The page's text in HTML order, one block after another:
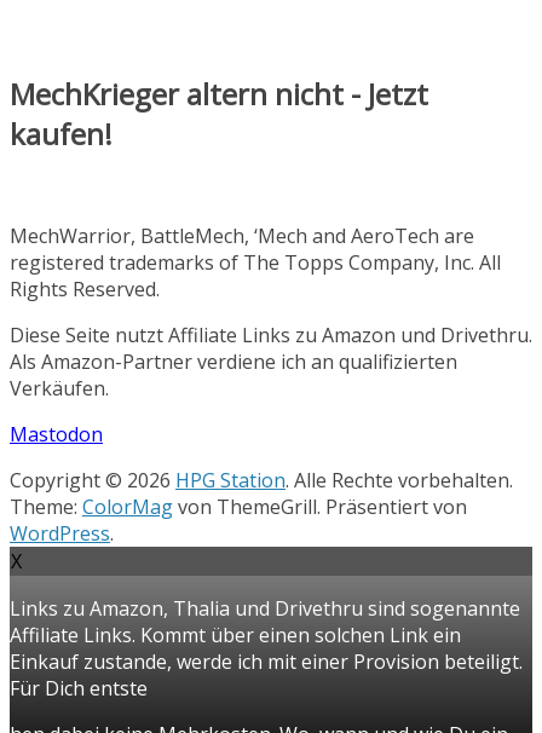
MechKrieger altern nicht - Jetzt
kaufen!
MechWarrior, BattleMech, ‘Mech and AeroTech are
registered trademarks of The Topps Company, Inc. All
Rights Reserved.
Diese Seite nutzt Affiliate Links zu Amazon und Drivethru.
Als Amazon-Partner verdiene ich an qualifizierten
Verkäufen.
Mastodon
Copyright © 2026 HPG Station. Alle Rechte vorbehalten.
Theme: ColorMagvon ThemeGrill. Präsentiert von
WordPress.
X
Links zu Amazon, Thalia und Drivethru sind sogenannte
Affiliate Links. Kommt über einen solchen Link ein
Einkauf zustande, werde ich mit einer Provision beteiligt.
Für Dich entste